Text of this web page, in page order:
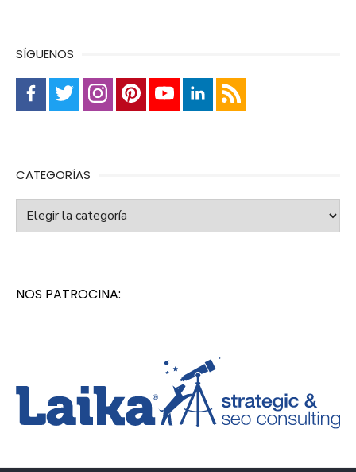
SÍGUENOS
CATEGORÍAS
Categorías
NOS PATROCINA: